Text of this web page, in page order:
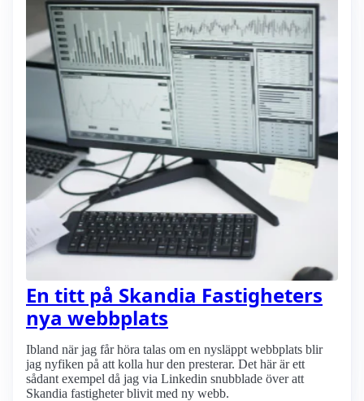
En titt på Skandia Fastigheters
nya webbplats
Ibland när jag får höra talas om en nysläppt webbplats blir
jag nyfiken på att kolla hur den presterar. Det här är ett
sådant exempel då jag via Linkedin snubblade över att
Skandia fastigheter blivit med ny webb.